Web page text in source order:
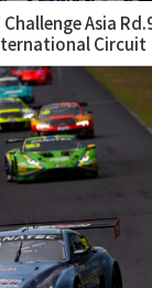
Asia
Circuit